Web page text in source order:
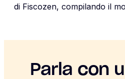
di Fiscozen, compilando il
Parla con